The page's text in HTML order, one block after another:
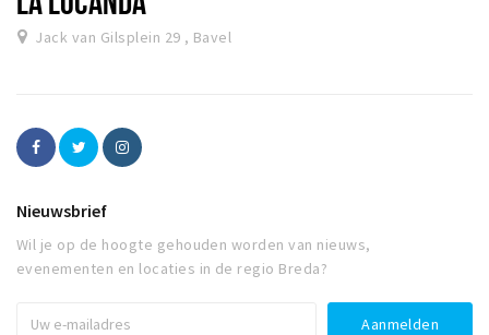
Jack van Gilsplein 29 , Bavel
Nieuwsbrief
Wil je op de hoogte gehouden worden van nieuws,
evenementen en locaties in de regio Breda?